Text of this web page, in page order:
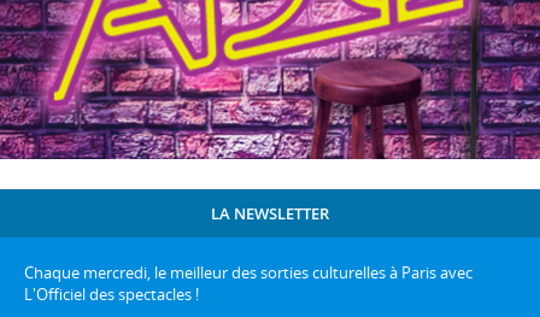
LA NEWSLETTER
Chaque mercredi, le meilleur des sorties culturelles à Paris avec
L'Officiel des spectacles !